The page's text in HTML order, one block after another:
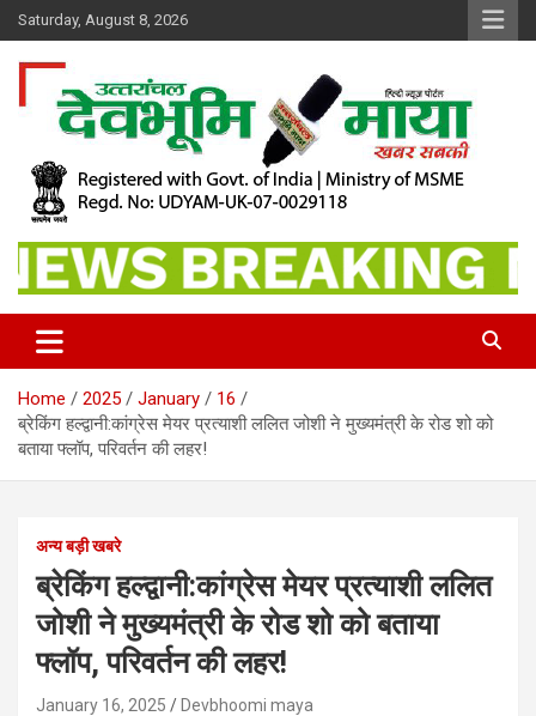
Skip
to
content
Saturday, August 8, 2026
Dev Bhoomi Maya
Home 2025 January
16
ब्रेकिंग हल्द्वानी:कांग्रेस मेयर प्रत्याशी ललित जोशी ने मुख्यमंत्री के रोड शो को
बताया फ्लॉप, परिवर्तन की लहर!
अन्य बड़ी खबरे
ब्रेकिंग हल्द्वानी:कांग्रेस मेयर प्रत्याशी ललित
जोशी ने मुख्यमंत्री के रोड शो को बताया
फ्लॉप, परिवर्तन की लहर!
January 16, 2025 Devbhoomi maya